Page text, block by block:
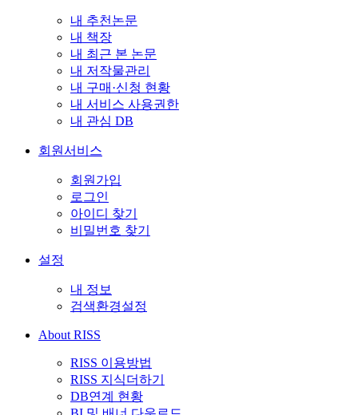
내 추천논문
내 책장
내 최근 본 논문
내 저작물관리
내 구매·신청 현황
내 서비스 사용권한
내 관심 DB
회원서비스
회원가입
로그인
아이디 찾기
비밀번호 찾기
설정
내 정보
검색환경설정
About RISS
RISS 이용방법
RISS 지식더하기
DB연계 현황